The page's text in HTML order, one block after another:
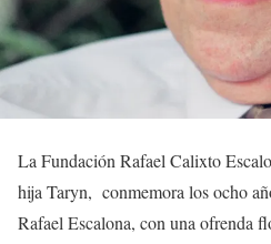
La Fundación Rafael Calixto
hija Taryn, conmemora los ocho
Rafael Escalona, con una ofrenda